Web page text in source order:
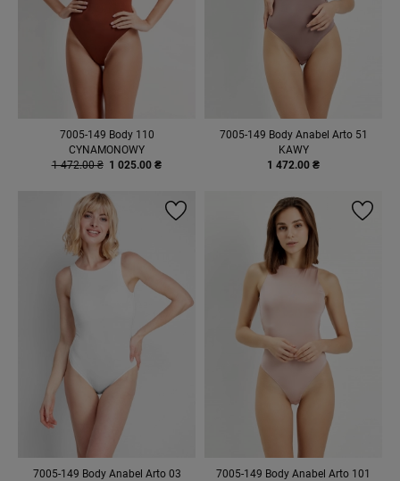
7005-149 Body 110
CYNAMONOWY
1 472.00 ₴ 1 025.00 ₴
7005-149 Body Anabel Arto 51
KAWY
1 472.00 ₴
7005-149 Body Anabel Arto 03
7005-149 Body Anabel Arto 101